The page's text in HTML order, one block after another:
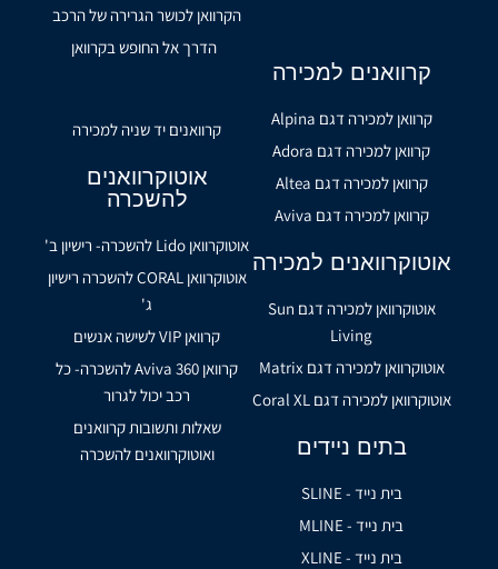
הקרוואן לכושר הגרירה של הרכב
הדרך אל החופש בקרוואן
קרוואנים למכירה
קרוואן למכירה דגם Alpina
קרוואן למכירה דגם Adora
קרוואן למכירה דגם Altea
קרוואן למכירה דגם Aviva
אוטוקרוואנים למכירה
אוטוקרוואן למכירה דגם Sun
Living
אוטוקרוואן למכירה דגם Matrix
אוטוקרוואן למכירה דגם Coral XL
בתים ניידים
בית נייד - SLINE
בית נייד - MLINE
בית נייד - XLINE
קרוואנים יד שניה למכירה
אוטוקרוואנים
להשכרה
אוטוקרוואן Lido להשכרה- רישיון ב'
אוטוקרוואן CORAL להשכרה רישיון
ג'
קרוואן VIP לשישה אנשים
קרוואן Aviva 360 להשכרה- כל
רכב יכול לגרור
שאלות ותשובות קרוואנים
ואוטוקרוואנים להשכרה